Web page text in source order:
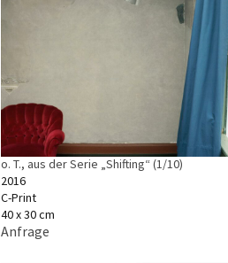
o. T., aus der Serie „Shifting“ (1/10)
2016
C-Print
40 x 30 cm
Anfrage